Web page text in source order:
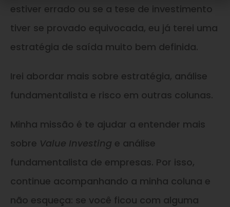
estiver errado ou se a tese de investimento
tiver se provado equivocada, eu já terei uma
estratégia de saída muito bem definida.
Irei abordar mais sobre estratégia, análise
fundamentalista e risco em outras colunas.
Minha missão é te ajudar a entender mais
sobre Value Investing e análise
fundamentalista de empresas. Por isso,
continue acompanhando a minha coluna e
não esqueça: se você ficou com alguma